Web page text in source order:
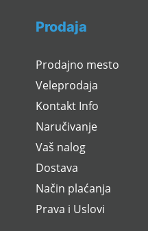
Prodaja
Prodajno mesto
Veleprodaja
Kontakt Info
Naručivanje
Vaš nalog
Dostava
Način plaćanja
Prava i Uslovi